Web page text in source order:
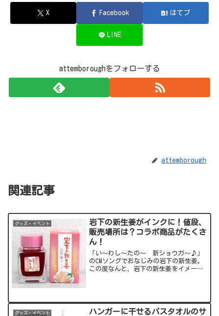
X Facebook はてブ
LINE
attemboroughをフォローする
attemborough
関連記事
グッズ・イベント
岩下の新生姜がインクに！値段、
販売場所は？コラボ商品がたくさ
ん！
「い～わし～たの～ 新ショウガ～♪」
のCMソングでおなじみの岩下の新生姜。
この度なんと、岩下の新生姜をイメージ
グッズ・イベント ハンガーに干せるバスタオルのサ